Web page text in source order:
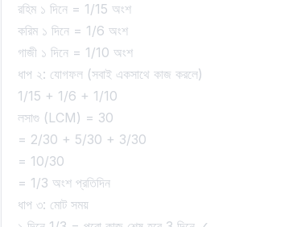
রহিম ১ দিনে = 1/15 অংশ
করিম ১ দিনে = 1/6 অংশ
গাজী ১ দিনে = 1/10 অংশ
ধাপ ২: যোগফল (সবাই একসাথে কাজ করলে)
1/15 + 1/6 + 1/10
লসাগু (LCM) = 30
= 2/30 + 5/30 + 3/30
= 10/30
= 1/3 অংশ প্রতিদিন
ধাপ ৩: মোট সময়